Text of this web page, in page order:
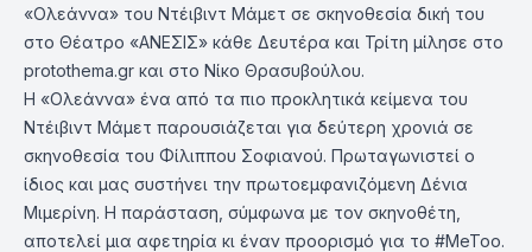
«Ολεάννα» του Ντέιβιντ Μάμετ σε σκηνοθεσία δική του
στο Θέατρο «ΑΝΕΣΙΣ» κάθε Δευτέρα και Τρίτη μίλησε στο
protothema.gr και στο Νίκο Θρασυβούλου.
Η «Ολεάννα» ένα από τα πιο προκλητικά κείμενα του
Ντέιβιντ Μάμετ παρουσιάζεται για δεύτερη χρονιά σε
σκηνοθεσία του Φίλιππου Σοφιανού. Πρωταγωνιστεί ο
ίδιος και μας συστήνει την πρωτοεμφανιζόμενη Δένια
Μιμερίνη. Η παράσταση, σύμφωνα με τον σκηνοθέτη,
αποτελεί μια αφετηρία κι έναν προορισμό για το #ΜeToo.